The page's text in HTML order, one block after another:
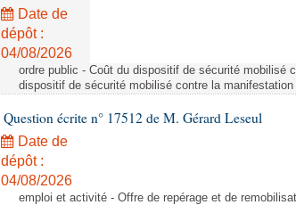
Date de
dépôt :
04/08/2026
ordre public - Coût du dispositif de sécurité mobilisé
dispositif de sécurité mobilisé contre la
Question écrite n° 17512 de M. Gérard Leseul
Date de
dépôt :
04/08/2026
emploi et activité - Offre de repérage et de